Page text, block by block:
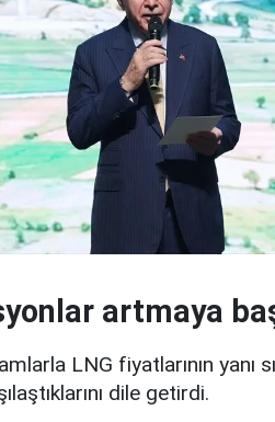
artmaya
LNG fiyatlarının
dile getirdi.